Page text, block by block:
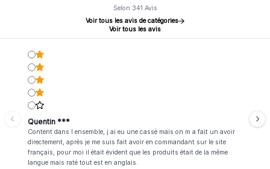
Selon 341 Avis
Voir tous les avis de catégories
Voir tous les avis
Quentin ***
Content dans l ensemble, j ai eu une cassé mais on m a fait un avoir
directement, après je me suis fait avoir en commandant sur le site
français, pour moi il était évident que les produits était de la même
langue mais raté tout est en anglais.